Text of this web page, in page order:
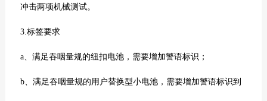
冲击两项机械测试。
3. 标签要求
a、满足吞咽量规的纽扣电池，需要增加警语标识；
b、满足吞咽量规的用户替换型小电池，需要增加警语标识到